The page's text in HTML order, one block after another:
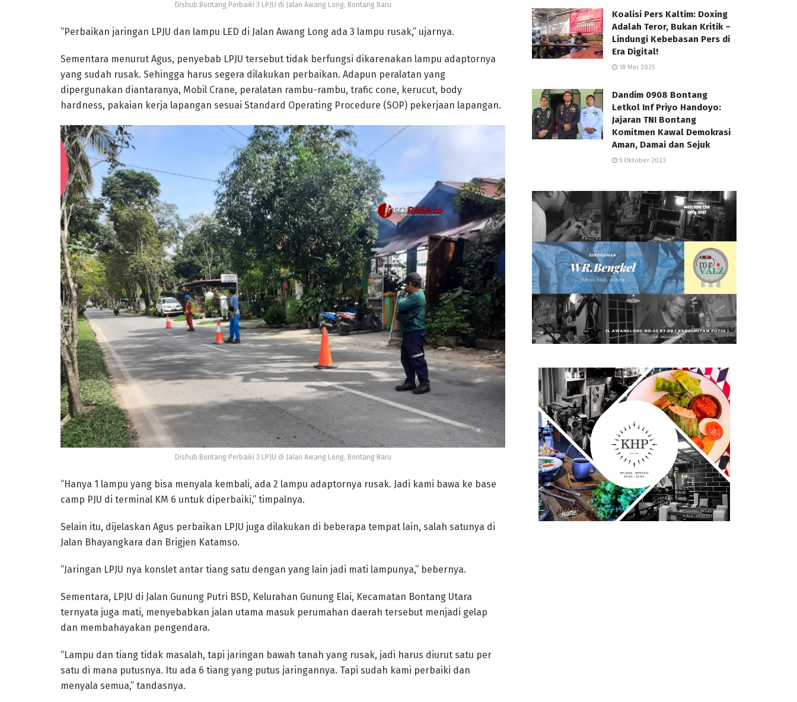
Dishub Bontang Perbaiki 3 LPJU di Jalan Awang Long, Bontang Baru
“Perbaikan jaringan LPJU dan lampu LED di Jalan Awang Long ada 3 lampu rusak,” ujarnya.
Sementara menurut Agus, penyebab LPJU tersebut tidak berfungsi dikarenakan lampu adaptornya
yang sudah rusak. Sehingga harus segera dilakukan perbaikan. Adapun peralatan yang
dipergunakan diantaranya, Mobil Crane, peralatan rambu-rambu, trafic cone, kerucut, body
hardness, pakaian kerja lapangan sesuai Standard Operating Procedure (SOP) pekerjaan lapangan.
Dishub Bontang Perbaiki 3 LPJU di Jalan Awang Long, Bontang Baru
“Hanya 1 lampu yang bisa menyala kembali, ada 2 lampu adaptornya rusak. Jadi kami bawa ke base
camp PJU di terminal KM 6 untuk diperbaiki,” timpalnya.
Selain itu, dijelaskan Agus perbaikan LPJU juga dilakukan di beberapa tempat lain, salah satunya di
Jalan Bhayangkara dan Brigjen Katamso.
“Jaringan LPJU nya konslet antar tiang satu dengan yang lain jadi mati lampunya,” bebernya.
Sementara, LPJU di Jalan Gunung Putri BSD, Kelurahan Gunung Elai, Kecamatan Bontang Utara
ternyata juga mati, menyebabkan jalan utama masuk perumahan daerah tersebut menjadi gelap
dan membahayakan pengendara.
“Lampu dan tiang tidak masalah, tapi jaringan bawah tanah yang rusak, jadi harus diurut satu per
satu di mana putusnya. Itu ada 6 tiang yang putus jaringannya. Tapi sudah kami perbaiki dan
menyala semua,” tandasnya.
Koalisi Pers Kaltim: Doxing
Adalah Teror, Bukan Kritik –
Lindungi Kebebasan Pers di
Era Digital!
18 Mei 2025
Dandim 0908 Bontang
Letkol Inf Priyo Handoyo:
Jajaran TNI Bontang
Komitmen Kawal Demokrasi
Aman, Damai dan Sejuk
5 Oktober 2023